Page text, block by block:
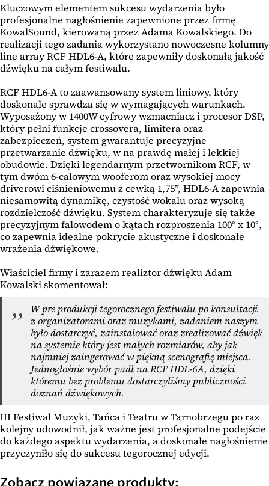
Kluczowym elementem sukcesu wydarzenia było
profesjonalne nagłośnienie zapewnione przez firmę
KowalSound, kierowaną przez Adama Kowalskiego. Do
realizacji tego zadania wykorzystano nowoczesne kolumny
line array RCF HDL6-A, które zapewniły doskonałą jakość
dźwięku na całym festiwalu.
RCF HDL6-A to zaawansowany system liniowy, który
doskonale sprawdza się w wymagających warunkach.
Wyposażony w 1400W cyfrowy wzmacniacz i procesor DSP,
który pełni funkcje crossovera, limitera oraz
zabezpieczeń, system gwarantuje precyzyjne
przetwarzanie dźwięku, w na prawdę małej i lekkiej
obudowie. Dzięki legendarnym przetwornikom RCF, w
tym dwóm 6-calowym wooferom oraz wysokiej mocy
driverowi ciśnieniowemu z cewką 1,75”, HDL6-A zapewnia
niesamowitą dynamikę, czystość wokalu oraz wysoką
rozdzielczość dźwięku. System charakteryzuje się także
precyzyjnym falowodem o kątach rozproszenia 100° x 10°,
co zapewnia idealne pokrycie akustyczne i doskonałe
wrażenia dźwiękowe.
Właściciel firmy i zarazem realiztor dźwięku Adam
Kowalski skomentował:
W pre produkcji tegorocznego festiwalu po konsultacji
z organizatorami oraz muzykami, zadaniem naszym
było dostarczyć, zainstalować oraz zrealizować dźwięk
na systemie który jest małych rozmiarów, aby jak
najmniej zaingerować w piękną scenografię miejsca.
Jednogłośnie wybór padł na RCF HDL-6A, dzięki
któremu bez problemu dostarczyliśmy publiczności
doznań dźwiękowych.
III Festiwal Muzyki, Tańca i Teatru w Tarnobrzegu po raz
kolejny udowodnił, jak ważne jest profesjonalne podejście
do każdego aspektu wydarzenia, a doskonałe nagłośnienie
przyczyniło się do sukcesu tegorocznej edycji.